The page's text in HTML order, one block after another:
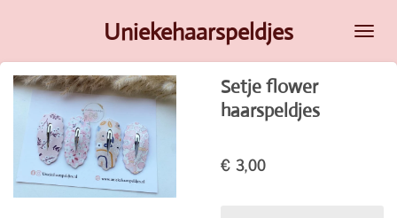
naar
de
hoofdinhoud
Uniekehaarspeldjes
Setje flower
haarspeldjes
€ 3,00